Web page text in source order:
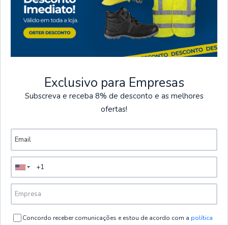
VOIR LES OPTIONS
Amistrade
Kit de base complet | 12 vêtements de
travail
HT
VOIR LES OPTIONS
PROMOTIONS
Offres exclusives du 1er juillet au
30 août.
Exclusivo para Empresas
Subscreva e receba 8% de desconto e as melhores
ofertas!
Concordo receber comunicações e estou de acordo com a política